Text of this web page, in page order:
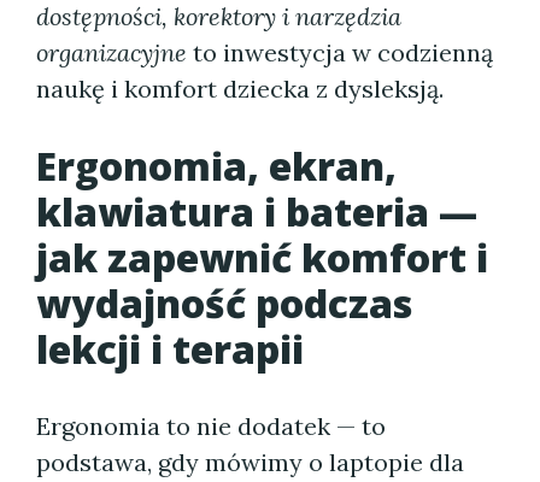
dostępności, korektory i narzędzia
organizacyjne to inwestycja w codzienną
naukę i komfort dziecka z dysleksją.
Ergonomia, ekran,
klawiatura i bateria —
jak zapewnić komfort i
wydajność podczas
lekcji i terapii
Ergonomia to nie dodatek — to
podstawa, gdy mówimy o laptopie dla